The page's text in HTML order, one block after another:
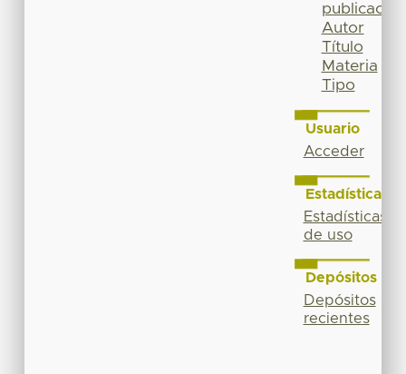
publicación
Autor
Título
Materia
Tipo
Usuario
Acceder
Estadísticas
Estadísticas
de uso
Depósitos
Depósitos
recientes